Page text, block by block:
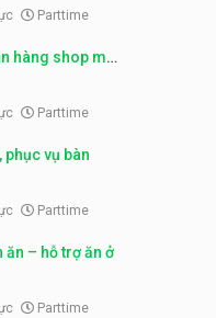
viên phụ quán ăn
đa cua
viên sale,
viên bán hàng
Parttime
hàng shop mỹ
Parttime
phục vụ bàn
Parttime
ăn – hỗ trợ ăn ở
Parttime